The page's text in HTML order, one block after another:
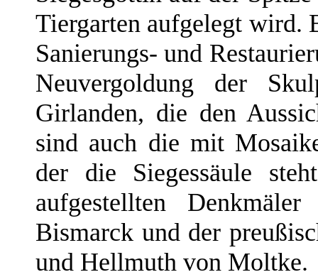
Tiergarten aufgelegt wird.
Sanierungs- und
Neuvergoldung der
Girlanden, die den
sind auch die mit
der die Siegessäule
aufgestellten
Bismarck und der
und Hellmuth von Moltke.